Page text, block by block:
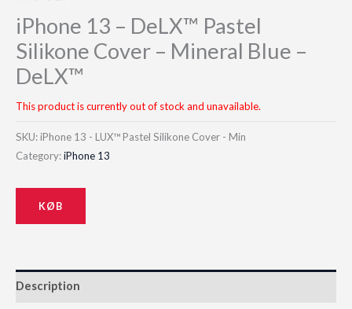
iPhone 13 – DeLX™ Pastel
Silikone Cover – Mineral Blue –
DeLX™
This product is currently out of stock and unavailable.
SKU: iPhone 13 - LUX™ Pastel Silikone Cover - Min
Category:iPhone 13
KØB
Description